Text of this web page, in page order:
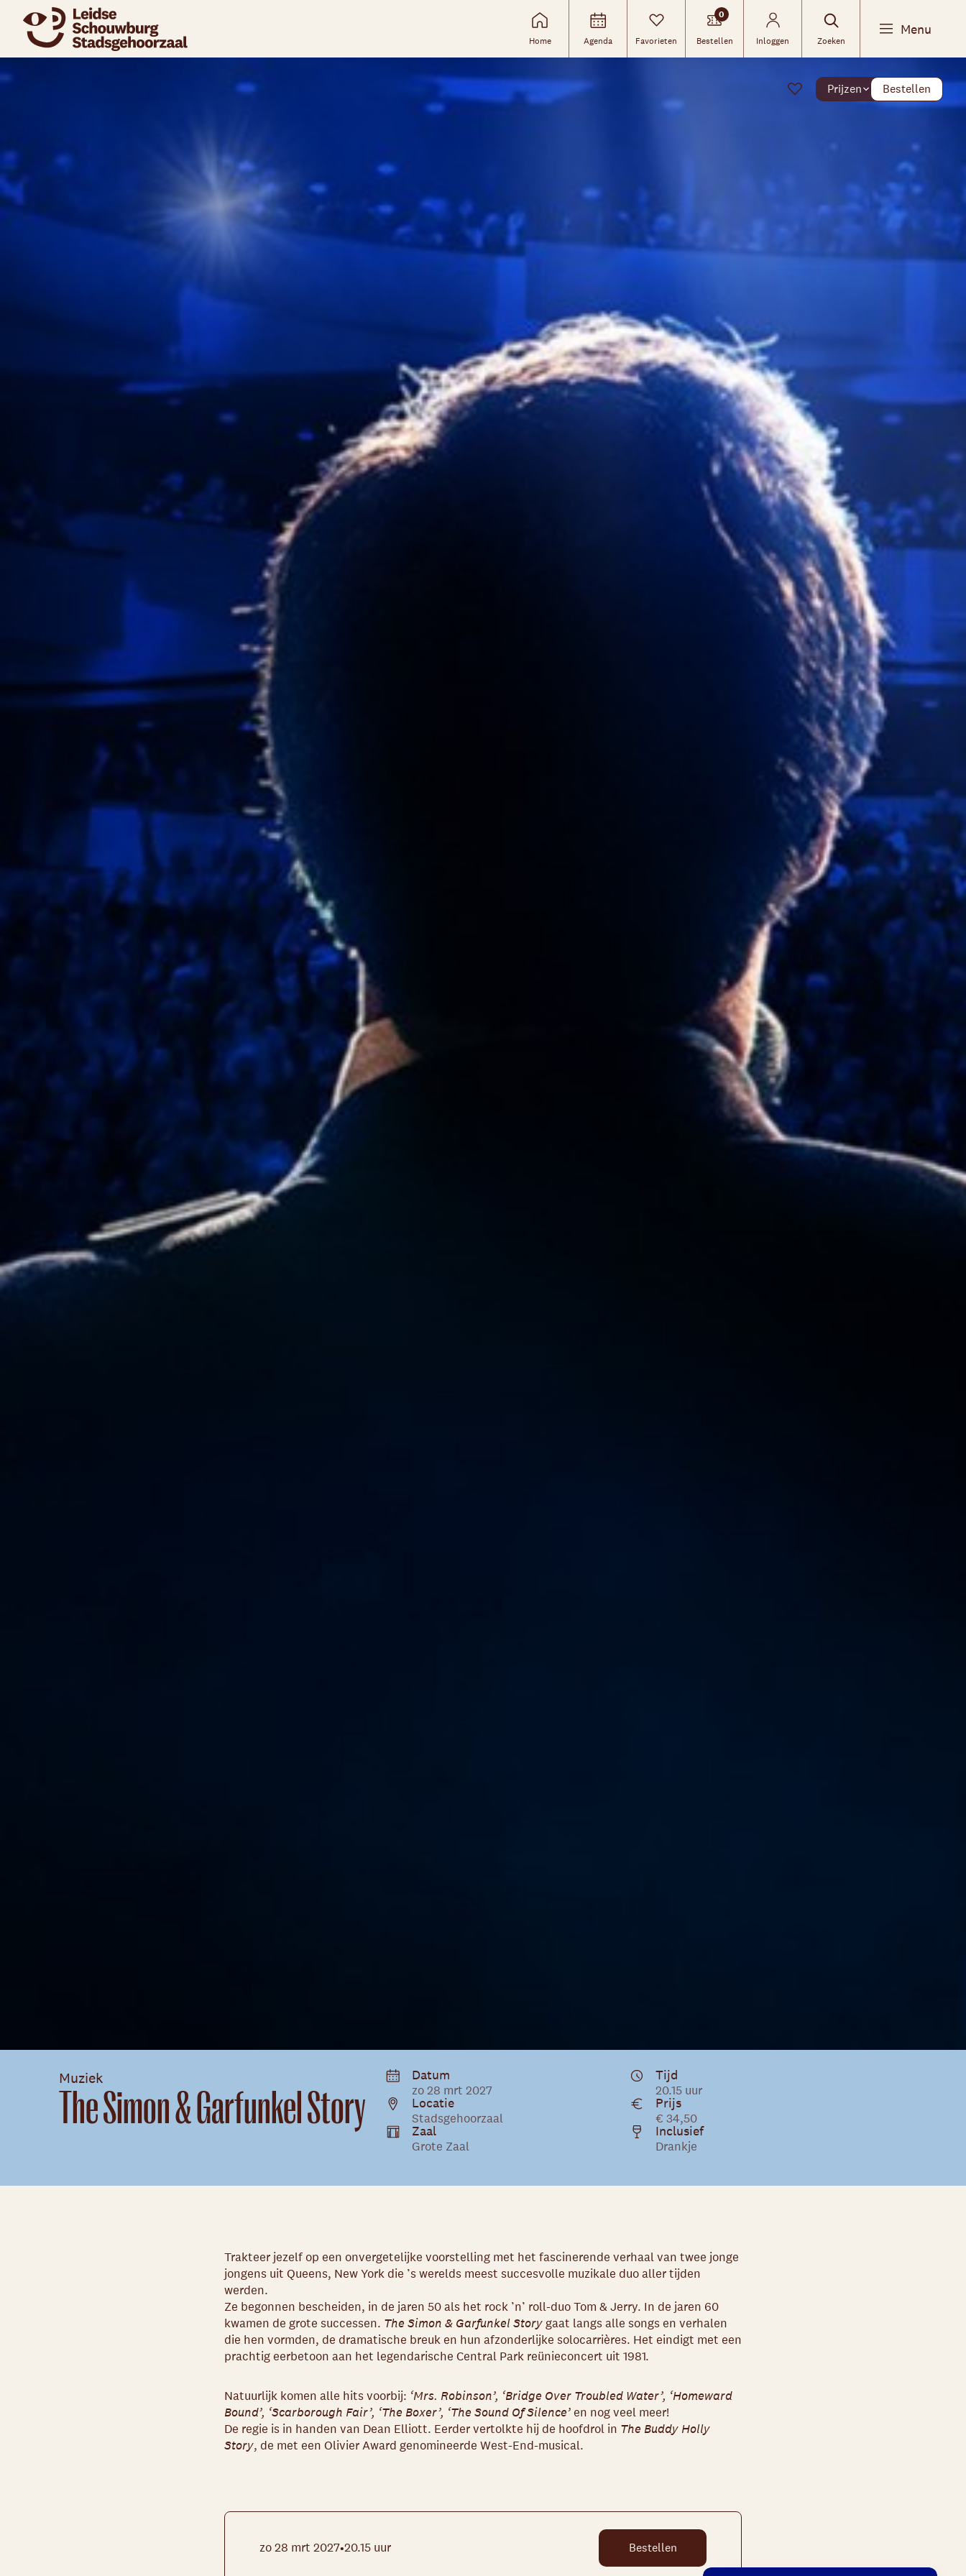
Home Agenda Favorieten
0
Bestellen Inloggen Zoeken
Menu
naar agenda
Prijzen Bestellen
Muziek
The Simon & Garfunkel Story
Datum
zo 28 mrt 2027
Tijd
20.15 uur
Locatie
Stadsgehoorzaal
Prijs
€ 34,50
Zaal
Grote Zaal
Inclusief
Drankje
Trakteer jezelf op een onvergetelijke voorstelling met het fascinerende verhaal van twee jonge
jongens uit Queens, New York die ’s werelds meest succesvolle muzikale duo aller tijden
werden.
Ze begonnen bescheiden, in de jaren 50 als het rock ’n’ roll-duo Tom & Jerry. In de jaren 60
kwamen de grote successen. The Simon & Garfunkel Storygaat langs alle songs en verhalen
die hen vormden, de dramatische breuk en hun afzonderlijke solocarrières. Het eindigt met een
prachtig eerbetoon aan het legendarische Central Park reünieconcert uit 1981.
Natuurlijk komen alle hits voorbij: ‘Mrs. Robinson’, ‘Bridge Over Troubled Water’, ‘Homeward
Bound’, ‘Scarborough Fair’, ‘The Boxer’, ‘The Sound Of Silence’ en nog veel meer!
De regie is in handen van Dean Elliott. Eerder vertolkte hij de hoofdrol in The Buddy Holly
Story, de met een Olivier Award genomineerde West-End-musical.
zo 28 mrt 2027•20.15 uur Bestellen